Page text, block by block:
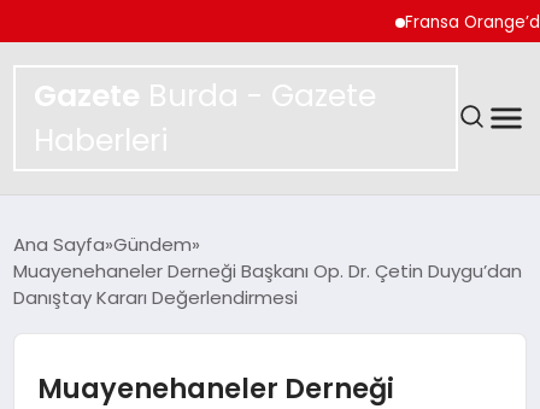
Fransa Orange’da
Gazete Burda - Gazete
Haberleri
SPOR
Ana Sayfa Gündem
Muayenehaneler Derneği Başkanı Op. Dr. Çetin Duygu’dan
Danıştay Kararı Değerlendirmesi
Muayenehaneler Derneği